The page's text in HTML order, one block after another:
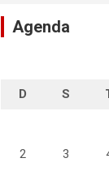
Agenda
D S
2 3